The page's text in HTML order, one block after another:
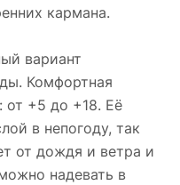
кармана.
вариант
Комфортная
от +5 до +18. Её
в непогоду, так
от дождя и ветра и
надевать в